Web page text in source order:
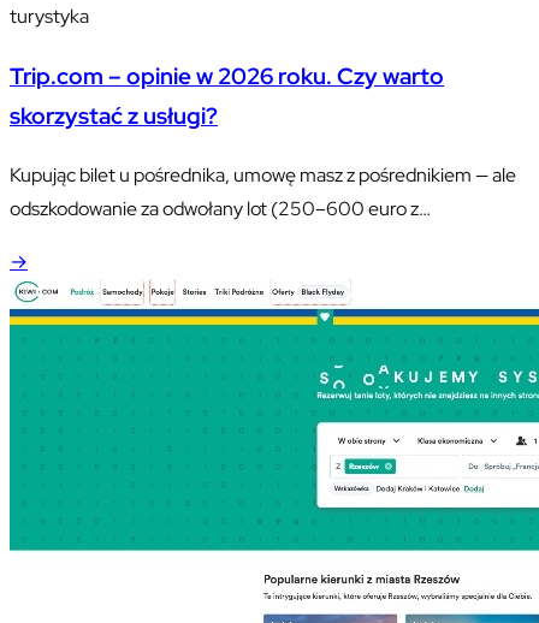
turystyka
Trip.com – opinie w 2026 roku. Czy warto
skorzystać z usługi?
Kupując bilet u pośrednika, umowę masz z pośrednikiem — ale
odszkodowanie za odwołany lot (250–600 euro z
Wyjaśniamy, kto za co odpowiada, skąd biorą się dopłaty na
recepcji i co sprawdzić przed kliknięciem „rezerwuj".
→